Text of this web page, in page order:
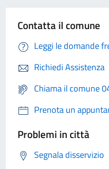
Contatta il comune
Leggi le domande
Richiedi Assistenza
Chiama il comune
Prenota un
Problemi in città
Segnala disservizio